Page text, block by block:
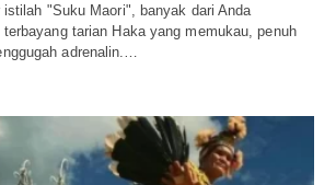
istilah "Suku Maori", banyak dari Anda
tarian Haka yang memukau, penuh
adrenalin.…